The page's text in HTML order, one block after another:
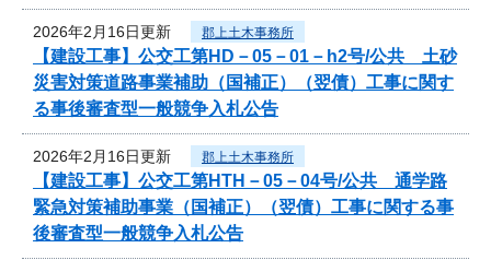
2026年2月16日更新 郡上土木事務所
【建設工事】公交工第HD－05－01－h2号/公共 土砂
災害対策道路事業補助（国補正）（翌債）工事に関す
る事後審査型一般競争入札公告
2026年2月16日更新 郡上土木事務所
【建設工事】公交工第HTH－05－04号/公共 通学路
緊急対策補助事業（国補正）（翌債）工事に関する事
後審査型一般競争入札公告